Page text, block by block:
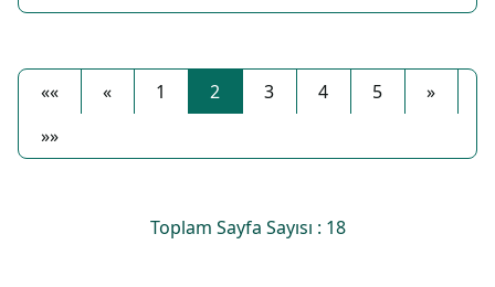
«« « 1 2 3 4 5
»
»»
Toplam Sayfa Sayısı : 18